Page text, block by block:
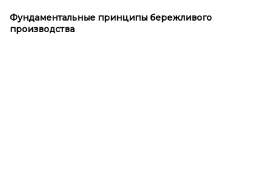
Фундаментальные принципы бережливого
производства